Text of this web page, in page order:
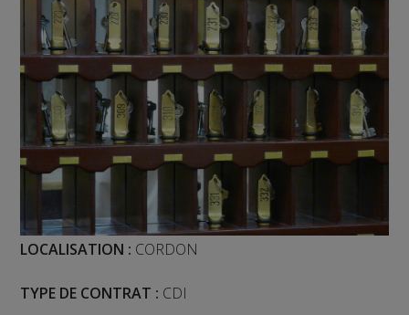
LOCALISATION : CORDON
TYPE DE CONTRAT : CDI